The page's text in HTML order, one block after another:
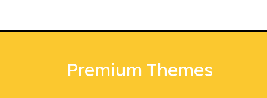
Premium Themes